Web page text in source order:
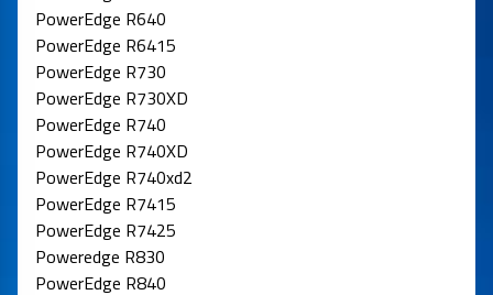
PowerEdge R640
PowerEdge R6415
PowerEdge R730
PowerEdge R730XD
PowerEdge R740
PowerEdge R740XD
PowerEdge R740xd2
PowerEdge R7415
PowerEdge R7425
Poweredge R830
PowerEdge R840